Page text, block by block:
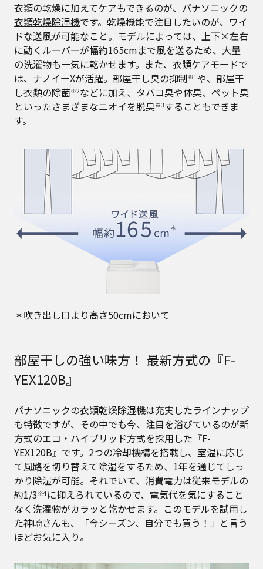
衣類の乾燥に加えてケアもできるのが、パナソニックの
衣類乾燥除湿機です。乾燥機能で注目したいのが、ワイ
ドな送風が可能なこと。モデルによっては、上下×左右
に動くルーバーが幅約165cmまで風を送るため、大量
の洗濯物も一気に乾かせます。また、衣類ケアモードで
は、ナノイーXが活躍。部屋干し臭の抑制※1や、部屋干
し衣類の除菌※2などに加え、タバコ臭や体臭、ペット臭
といったさまざまなニオイを脱臭※3することもできま
す。
＊吹き出し口より高さ50cmにおいて
部屋干しの強い味方！ 最新方式の『F-
YEX120B』
パナソニックの衣類乾燥除湿機は充実したラインナップ
も特徴ですが、その中でも今、注目を浴びているのが新
方式のエコ・ハイブリッド方式を採用した『F-
YEX120B』です。2つの冷却機構を搭載し、室温に応じ
て風路を切り替えて除湿をするため、1年を通じてしっ
かり除湿が可能。それでいて、消費電力は従来モデルの
約1/3※4 に抑えられているので、電気代を気にすること
なく洗濯物がカラッと乾かせます。このモデルを試用し
た神崎さんも、「今シーズン、自分でも買う！」と言う
ほどお気に入り。